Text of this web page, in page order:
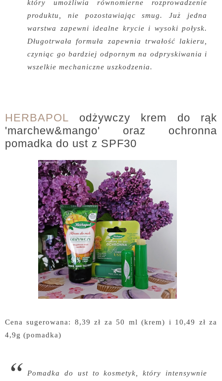
który umożliwia równomierne rozprowadzenie
produktu, nie pozostawiając smug. Już jedna
warstwa zapewni idealne krycie i wysoki połysk.
Długotrwała formuła zapewnia trwałość lakieru,
czyniąc go bardziej odpornym na odpryskiwania i
wszelkie mechaniczne uszkodzenia.
HERBAPOL odżywczy krem do rąk
'marchew&mango' oraz ochronna
pomadka do ust z SPF30
Cena sugerowana: 8,39 zł za 50 ml (krem) i 10,49 zł za
4,9g (pomadka)
Pomadka do ust to kosmetyk, który intensywnie